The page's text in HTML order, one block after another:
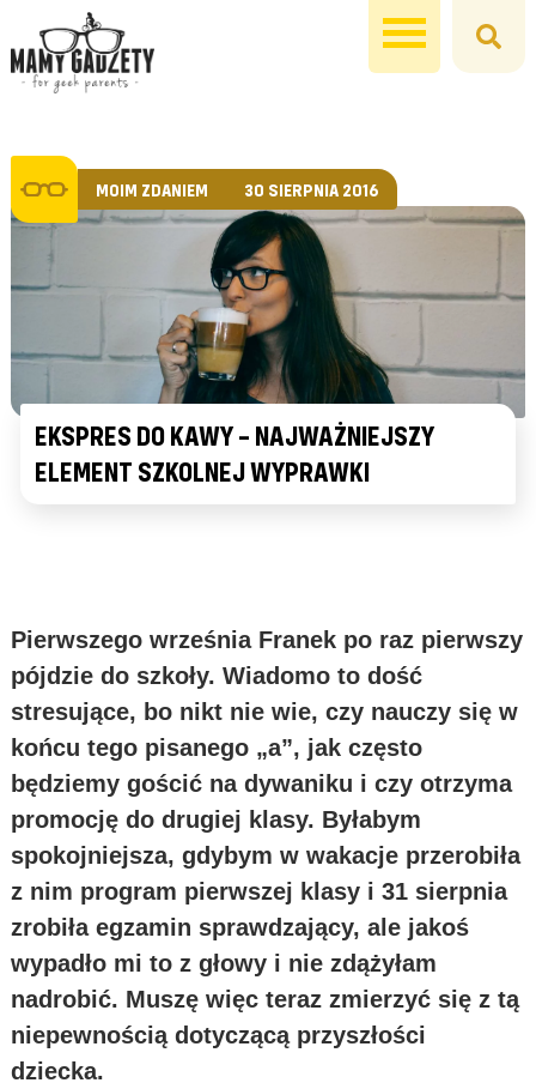
MOIM ZDANIEM 30 SIERPNIA 2016
EKSPRES DO KAWY – NAJWAŻNIEJSZY
ELEMENT SZKOLNEJ WYPRAWKI
Pierwszego września Franek po raz pierwszy
pójdzie do szkoły. Wiadomo to dość
stresujące, bo nikt nie wie, czy nauczy się w
końcu tego pisanego „a”, jak często
będziemy gościć na dywaniku i czy otrzyma
promocję do drugiej klasy. Byłabym
spokojniejsza, gdybym w wakacje przerobiła
z nim program pierwszej klasy i 31 sierpnia
zrobiła egzamin sprawdzający, ale jakoś
wypadło mi to z głowy i nie zdążyłam
nadrobić. Muszę więc teraz zmierzyć się z tą
niepewnością dotyczącą przyszłości
dziecka.